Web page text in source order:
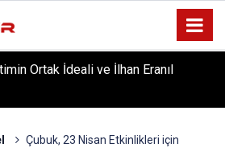
Ortak İdeali ve İlhan Eranıl
MERHABA’ COŞKUSU: Kursiyerler
Çubuk, 23 Nisan Etkinlikleri için